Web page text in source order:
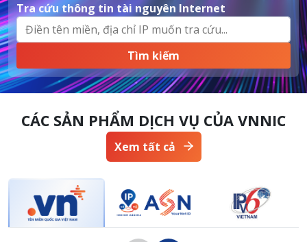
Tra cứu thông tin tài nguyên Internet
CÁC SẢN PHẨM DỊCH VỤ CỦA VNNIC
Xem tất cả